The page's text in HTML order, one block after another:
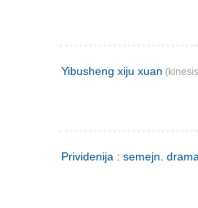
Yibusheng xiju xuan
Prividenija : semejn.